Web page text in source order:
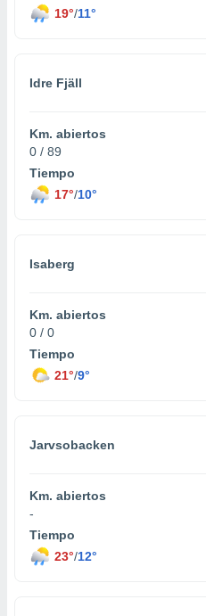
19°/11°
Idre Fjäll
Km. abiertos
0 / 89
Tiempo
17°/10°
Isaberg
Km. abiertos
0 / 0
Tiempo
21°/9°
Jarvsobacken
Km. abiertos
-
Tiempo
23°/12°